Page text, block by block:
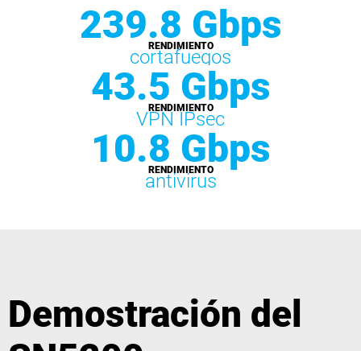
239.8 Gbps
RENDIMIENTO
cortafuegos
43.5 Gbps
RENDIMIENTO
VPN IPsec
10.8 Gbps
RENDIMIENTO
antivirus
Demostración del